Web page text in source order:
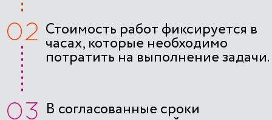
Стоимость работ фиксируется в
часах, которые необходимо
потратить на выполнение задачи.
Стоимость часа фиксированная
договора, как и сроки
реализации
В согласованные сроки